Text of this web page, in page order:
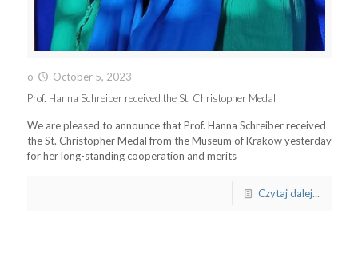
o
October 5, 2023
Prof. Hanna Schreiber received the St. Christopher Medal
We are pleased to announce that Prof. Hanna Schreiber received
the St. Christopher Medal from the Museum of Krakow yesterday
for her long-standing cooperation and merits
Czytaj dalej...